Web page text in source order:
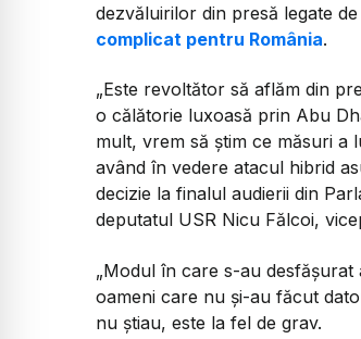
dezvăluirilor din presă legate de
complicat pentru România.
„Este revoltător să aflăm din
o călătorie luxoasă prin Abu
mult, vrem să știm ce măsuri a
având în vedere atacul hibrid
decizie la finalul audierii din
deputatul USR Nicu Fălcoi,
„Modul în care s-au desfășurat
oameni care nu și-au făcut
nu știau, este la fel de grav.